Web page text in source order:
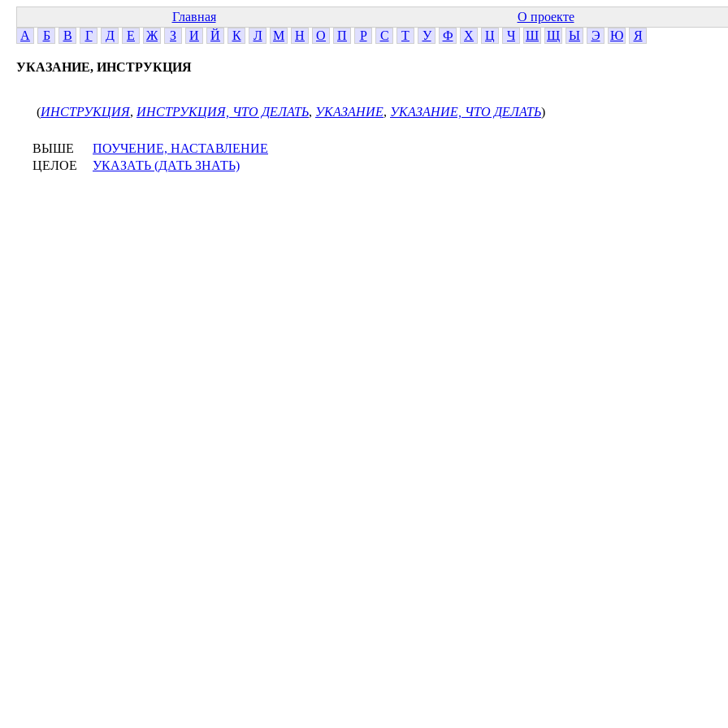
Главная О проекте
А
Б В Г Д Е Ж З И Й К Л М Н О П Р С Т У Ф Х Ц Ч Ш Щ Ы Э Ю Я
УКАЗАНИЕ, ИНСТРУКЦИЯ
(ИНСТРУКЦИЯ, ИНСТРУКЦИЯ, ЧТО ДЕЛАТЬ, УКАЗАНИЕ, УКАЗАНИЕ, ЧТО ДЕЛАТЬ)
ВЫШЕ
ПОУЧЕНИЕ, НАСТАВЛЕНИЕ
ЦЕЛОЕ
УКАЗАТЬ (ДАТЬ ЗНАТЬ)